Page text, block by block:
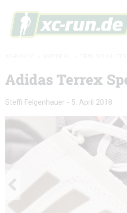
Adidas Terrex
Steffi Felgenhauer - 5. April 2018